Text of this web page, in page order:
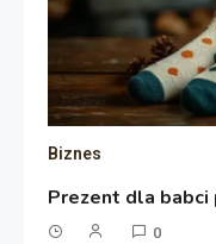
Biznes
Prezent dla
0